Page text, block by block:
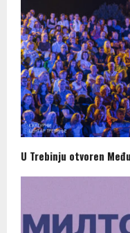
U Trebinju otvoren